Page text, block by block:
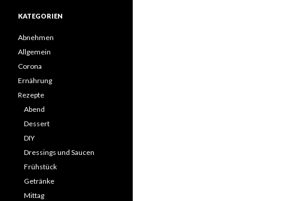
KATEGORIEN
Abnehmen
Allgemein
Corona
Ernährung
Rezepte
Abend
Dessert
DIY
Dressings und Saucen
Frühstück
Getränke
Mittag